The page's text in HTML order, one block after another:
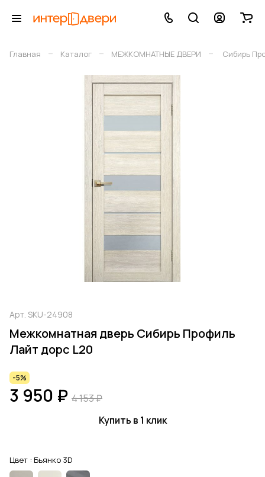
Главная – Каталог – МЕЖКОМНАТНЫЕ ДВЕРИ – Сибирь
Арт. SKU-24908
Межкомнатная дверь Сибирь Профиль
Лайт дорс L20
-5%
3 950 ₽ 4 153 ₽
Купить в 1 клик
Цвет : Бьянко 3D